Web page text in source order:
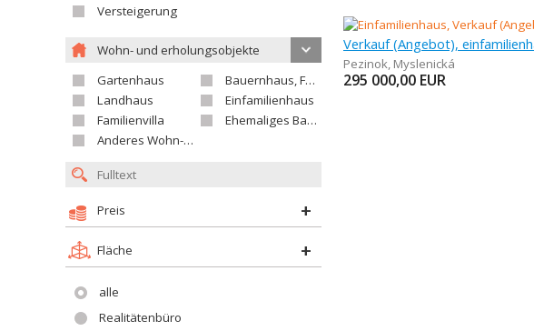
Versteigerung
Wohn- und erholungsobjekte
Gartenhaus
Bauernhaus, Ferienhaus
Landhaus
Einfamilienhaus
Familienvilla
Ehemaliges Bauerngut
Anderes Wohn- oder Ferienobjekt
Preis
Fläche
alle
Realitätenbüro
Pezinok, Myslenická
295 000,00 EUR